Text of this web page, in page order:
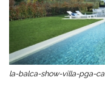
la-balca-show-villa-pga-